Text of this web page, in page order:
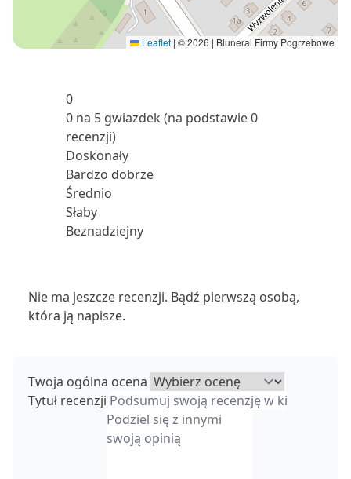
Leaflet | © 2026 | Bluneral Firmy Pogrzebowe
0
0 na 5 gwiazdek (na podstawie 0
recenzji)
Doskonały
Bardzo dobrze
Średnio
Słaby
Beznadziejny
Nie ma jeszcze recenzji. Bądź pierwszą osobą,
która ją napisze.
Twoja ogólna ocena
Tytuł recenzji